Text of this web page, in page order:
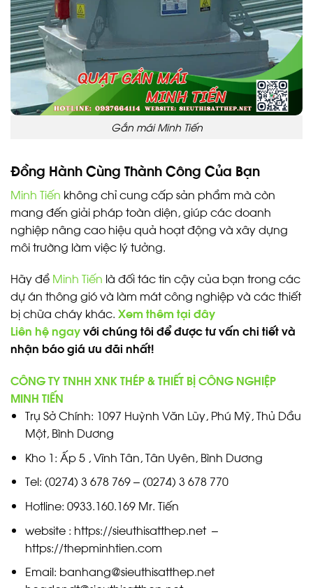
Gắn mái Minh Tiến
Đồng Hành Cùng Thành Công Của Bạn
Minh Tiến không chỉ cung cấp sản phẩm mà còn
mang đến giải pháp toàn diện, giúp các doanh
nghiệp nâng cao hiệu quả hoạt động và xây dựng
môi trường làm việc lý tưởng.
Hãy để Minh Tiến là đối tác tin cậy của bạn trong các
dự án thông gió và làm mát công nghiệp và các thiết
bị chữa cháy khác. Xem thêm tại đây
Liên hệ ngayvới chúng tôi để được tư vấn chi tiết và
nhận báo giá ưu đãi nhất!
CÔNG TY TNHH XNK THÉP & THIẾT BỊ CÔNG NGHIỆP
MINH TIẾN
Trụ Sở Chính: 1097 Huỳnh Văn Lũy, Phú Mỹ, Thủ Dầu
Một, Bình Dương
Kho 1: Ấp 5 , Vĩnh Tân, Tân Uyên, Bình Dương
Tel: (0274) 3 678 769 – (0274) 3 678 770
Hotline: 0933.160.169 Mr. Tiến
website : https://sieuthisatthep.net –
https://thepminhtien.com
Email: banhang@sieuthisatthep.net